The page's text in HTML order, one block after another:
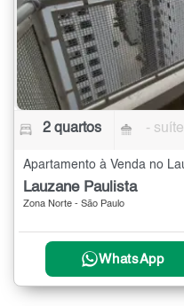
2 quartos - suíte
Lauzane Paulista
Zona Norte - São Paulo
WhatsApp